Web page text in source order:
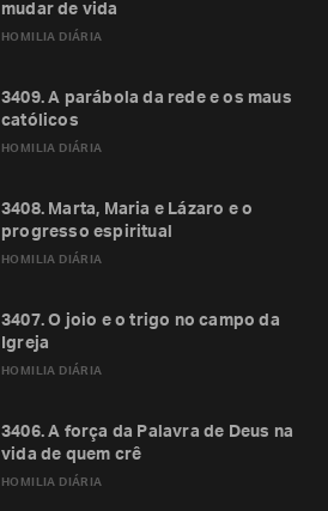
HOMILIA DIÁRIA
mudar de vida
HOMILIA DIÁRIA
3409. A parábola da rede e os maus
católicos
HOMILIA DIÁRIA
3408. Marta, Maria e Lázaro e o
progresso espiritual
HOMILIA DIÁRIA
3407. O joio e o trigo no campo da
Igreja
HOMILIA DIÁRIA
3406. A força da Palavra de Deus na
vida de quem crê